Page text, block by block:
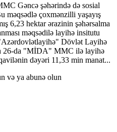
Gəncə şəhərində də sosial
məqsədlə çoxmənzilli yaşayış
6,23 hektar ərazinin şəhərsalma
məqsədilə layihə insitutu
Dövlət Layihə
26-da "MİDA" MMC ilə layihə
dəyəri 11,33 min manat...
və ya abunə olun